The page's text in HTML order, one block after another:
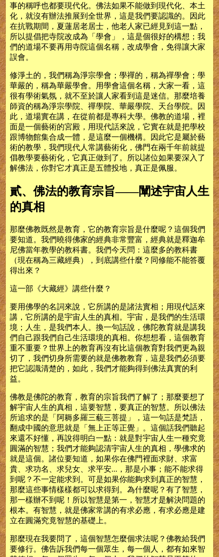
事的稱呼也都要現代化。佛法如果不能做到現代化、本土
化，就沒有辦法推展到全世界，這是我們要認識的。因此
在抗戰期間，夏蓮居老居士，他老人家已經見到這一點，
所以提倡把寺院改成為「學會」，這是個很好的構想；我
們的道場不要再用寺院這個名稱，改成學會，免得讓大家
誤會。
修淨土的，我們稱為淨宗學會；學禪的，稱為禪學會；學
華嚴的，稱為華嚴學會。用學會這個名稱，大家一看，這
很有學術氣氛，就不至於讓人家看到這是迷信。那麼培養
師資的稱為淨宗學院、禪學院、華嚴學院、天台學院。因
此，道場實在講，在從前都是專科大學。佛教的道場，裡
面是一個藝術的宮殿，用現代話來說，它實在就是把學校
跟博物館集合成一體，是這麼一個機構。因此它是屬於藝
術的教學，我們現代人常講藝術化，佛門在兩千年前就提
倡教學要藝術化，它真正做到了。所以諸位如果要深入了
解佛法，你對它才真正是五體投地，真正是佩服。
貳、佛法的教育宗旨——闡述宇宙人生
的真相
那麼佛教既然是教育，它的教育宗旨是什麼呢？這個我們
要知道。我們曉得佛家的經典非常豐富，經典就是釋迦牟
尼佛當年教學的教科書。我們今天問：這麼多的教科書
（現在稱為三藏經典），到底講些什麼？同修能不能答覆
得出來？
這一部《大藏經》講些什麼？
要用佛學的名詞來說，它所講的是諸法實相；用現代話來
講，它所講的是宇宙人生的真相。宇宙，是我們的生活環
境；人生，是我們本人。換一句話說，佛陀教育就是講我
們自己跟我們自己生活環境的真相。你想想看，這個教育
重不重要？世界上的教育再沒有比這個教育對我們更為親
切了，我們切身所需要的就是佛教教育，這是我們必須要
把它認識清楚的，如此，我們才能夠得到佛法真實的利
益。
佛教是佛陀的教育，教育的宗旨我們了解了；那麼要想了
解宇宙人生的真相，這要智慧，要真正的智慧。所以佛法
所追求的是「阿耨多羅三藐三菩提」，這一句話是梵語，
翻成中國的意思就是「無上正等正覺」。這個話我們聽起
來還不好懂，再說得明白一點：就是對宇宙人生一種究竟
圓滿的智慧；我們才能夠認清宇宙人生的真相，學佛求的
就是這個。諸位要知道，如果你在佛門裡面求財、求富
貴、求功名、求兒女、求平安...，那是小事；能不能求得
到呢？不一定能求到。可是如果你能夠求到真正的智慧，
那麼這些事情樣樣都可以求得到。為什麼呢？有了智慧，
那一樣辦不到呢！所以智慧是第一，智慧才是解決問題的
根本。有智慧，就是佛家常講的有求必應，有求必應是建
立在圓滿究竟智慧的基礎上。
那麼現在我要問了，這個智慧怎麼個求法呢？佛教給我們
要修行。佛告訴我們每一個眾生，每一個人，都有如來智